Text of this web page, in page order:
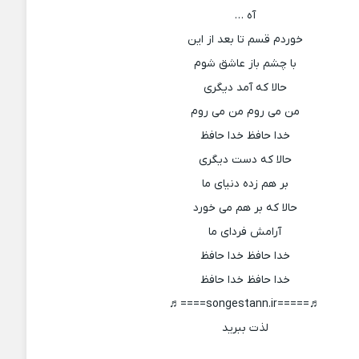
آه …
خوردم قسم تا بعد از این
با چشم باز عاشق شوم
حالا که آمد دیگری
من می روم من می روم
خدا حافظ خدا حافظ
حالا که دست دیگری
بر هم زده دنیای ما
حالا که بر هم می خورد
آرامش فردای ما
خدا حافظ خدا حافظ
خدا حافظ خدا حافظ
♬=====songestann.ir====♬
لذت ببرید